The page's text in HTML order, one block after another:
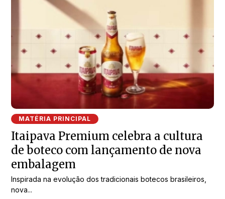
MATÉRIA PRINCIPAL
Itaipava Premium celebra a cultura
de boteco com lançamento de nova
embalagem
Inspirada na evolução dos tradicionais botecos brasileiros,
nova...